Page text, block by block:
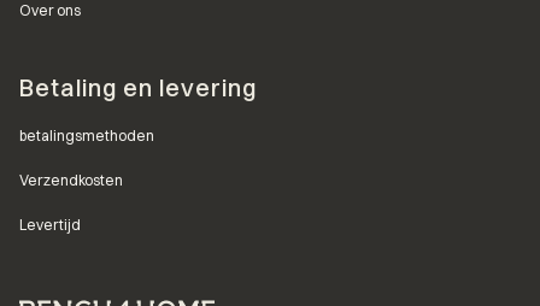
Over ons
Betaling en levering
betalingsmethoden
Verzendkosten
Levertijd